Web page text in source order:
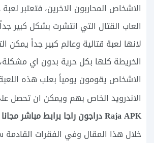
الاشخاص المحاربون الاخرين، فتعتبر
العاب القتال التي انتشرت بشكل كبير
لانها لعبة قتالية وعالم كبير جداً يمكن
الخريطة كلها بكل حرية بدون اي
الاشخاص يقومون يومياً بعلب هذه
الاندرويد الخاص بهم ويمكن ان تحصل
Raja APK دراجون راجا برابط مباشر مجانا من ميديا فاير
خلال هذا المقال وفي الفقرات القادمة